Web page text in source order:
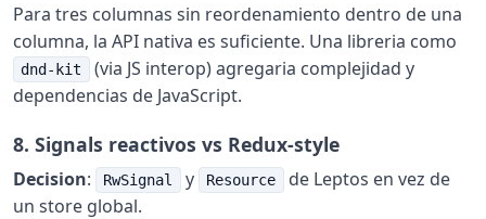
Para tres columnas sin reordenamiento dentro de una
columna, la API nativa es suficiente. Una libreria como
dnd-kit
(via JS interop) agregaria complejidad y
dependencias de JavaScript.
8. Signals reactivos vs Redux-style
Decision: RwSignal y Resource
de Leptos en vez de
un store global.